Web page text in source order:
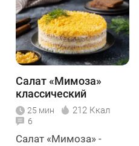
Салат «Мимоза»
классический
25 мин 212 Ккал
6
Салат «Мимоза» -